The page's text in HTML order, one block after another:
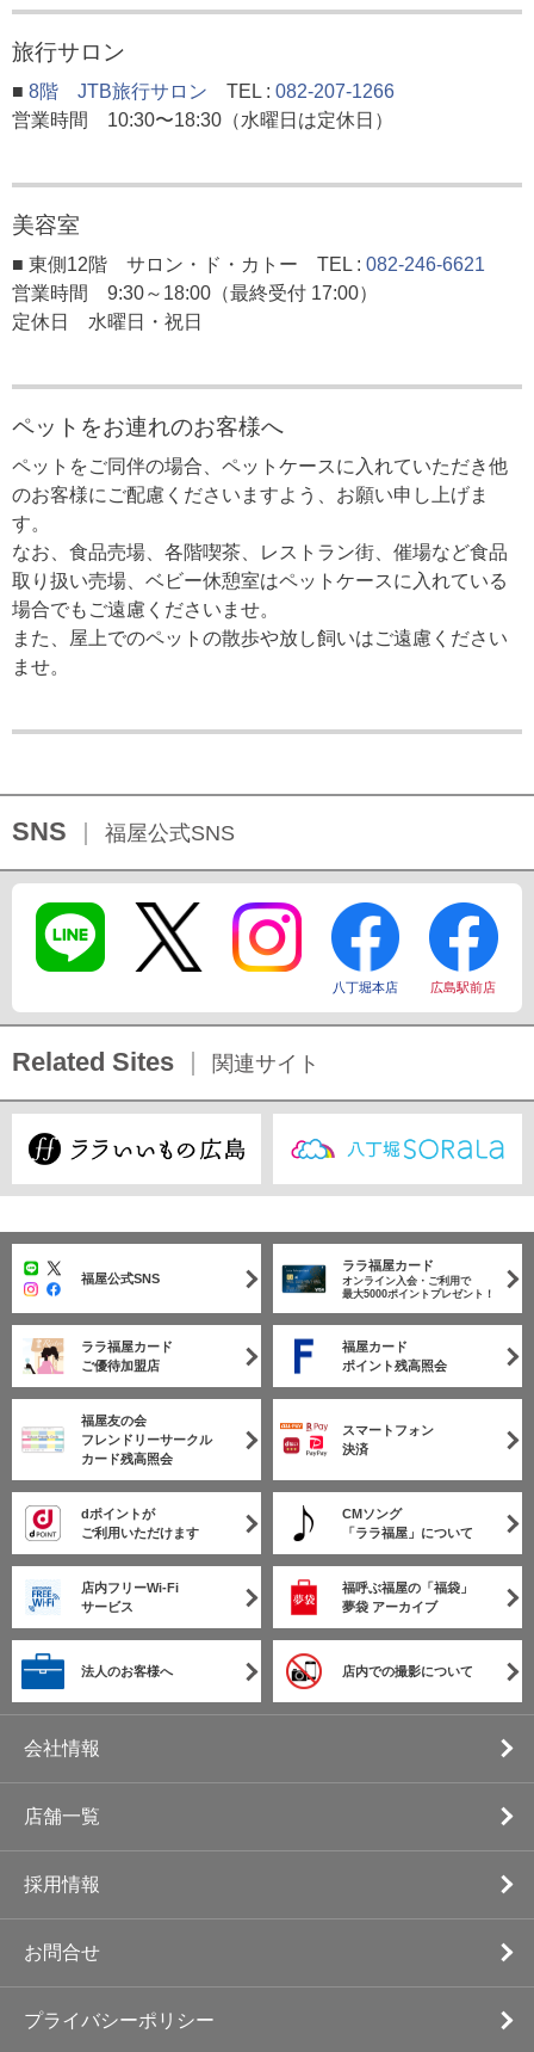
旅行サロン
■ 8階 JTB旅行サロン TEL : 082-207-1266
営業時間 10:30〜18:30（水曜日は定休日）
美容室
■ 東側12階 サロン・ド・カトー TEL : 082-246-6621
営業時間 9:30～18:00（最終受付 17:00）
定休日 水曜日・祝日
ペットをお連れのお客様へ
ペットをご同伴の場合、ペットケースに入れていただき他
のお客様にご配慮くださいますよう、お願い申し上げま
す。
なお、食品売場、各階喫茶、レストラン街、催場など食品
取り扱い売場、ベビー休憩室はペットケースに入れている
場合でもご遠慮くださいませ。
また、屋上でのペットの散歩や放し飼いはご遠慮ください
ませ。
SNS 福屋公式SNS
八丁堀本店 広島駅前店
Related Sites 関連サイト
福屋公式SNS
ララ福屋カード
オンライン入会・ご利用で
最大5000ポイントプレゼント！
ララ福屋カード
ご優待加盟店
福屋カード
ポイント残高照会
福屋友の会
フレンドリーサークル
カード残高照会
スマートフォン
決済
dポイントが
ご利用いただけます
CMソング
「ララ福屋」について
店内フリーWi-Fi
サービス
福呼ぶ福屋の「福袋」
夢袋 アーカイブ
法人のお客様へ 店内での撮影について
会社情報
店舗一覧
採用情報
お問合せ
プライバシーポリシー